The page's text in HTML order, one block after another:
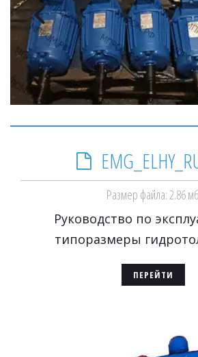
Размер файла: 2.86 мб
Руководство по
типоразмеры
ПЕРЕЙТИ